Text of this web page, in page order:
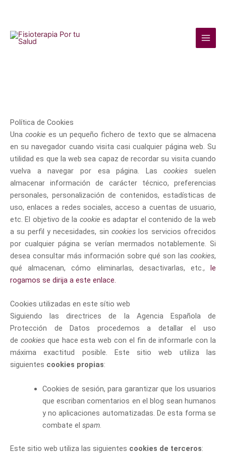
contenido
Política de Cookies
Una cookie es un pequeño fichero de texto que se almacena
en su navegador cuando visita casi cualquier página web. Su
utilidad es que la web sea capaz de recordar su visita cuando
vuelva a navegar por esa página. Lascookies suelen
almacenar información de carácter técnico, preferencias
personales, personalización de contenidos, estadísticas de
uso, enlaces a redes sociales, acceso a cuentas de usuario,
etc. El objetivo de la cookie es adaptar el contenido de la web
a su perfil y necesidades, sin cookies los servicios ofrecidos
por cualquier página se verían mermados notablemente. Si
desea consultar más información sobre qué son las cookies,
qué almacenan, cómo eliminarlas, desactivarlas, etc., le
rogamos se dirija a este enlace.
Cookies utilizadas en este sítio web
Siguiendo las directrices de la Agencia Española de
Protección de Datos procedemos a detallar el uso
de cookiesque hace esta web con el fin de informarle con la
máxima exactitud posible. Este sitio web utiliza las
siguientes cookies propias:
Cookies de sesión, para garantizar que los usuarios
que escriban comentarios en el blog sean humanos
y no aplicaciones automatizadas. De esta forma se
combate el spam.
Este sitio web utiliza las siguientes cookies de terceros: